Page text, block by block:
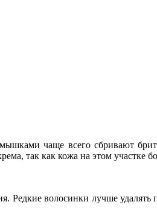
чаще всего сбривают
так как кожа на этом участке
Редкие волосинки лучше